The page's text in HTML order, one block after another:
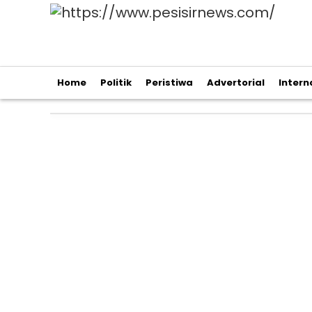
Home Politik Peristiwa Advertorial